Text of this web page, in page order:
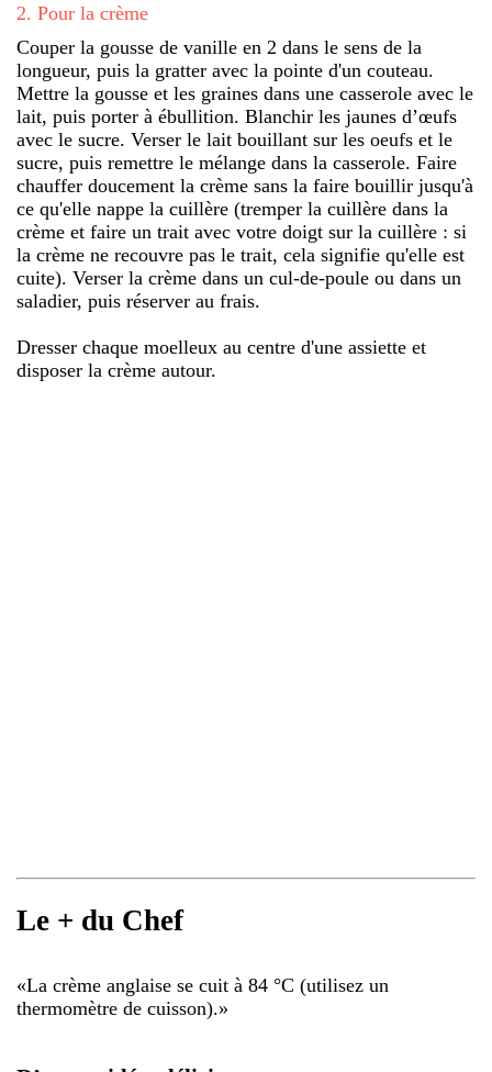
2. Pour la crème
Couper la gousse de vanille en 2 dans le sens de la
longueur, puis la gratter avec la pointe d'un couteau.
Mettre la gousse et les graines dans une casserole avec le
lait, puis porter à ébullition. Blanchir les jaunes d’œufs
avec le sucre. Verser le lait bouillant sur les oeufs et le
sucre, puis remettre le mélange dans la casserole. Faire
chauffer doucement la crème sans la faire bouillir jusqu'à
ce qu'elle nappe la cuillère (tremper la cuillère dans la
crème et faire un trait avec votre doigt sur la cuillère : si
la crème ne recouvre pas le trait, cela signifie qu'elle est
cuite). Verser la crème dans un cul-de-poule ou dans un
saladier, puis réserver au frais.
Dresser chaque moelleux au centre d'une assiette et
disposer la crème autour.
Le + du Chef
«La crème anglaise se cuit à 84 °C (utilisez un
thermomètre de cuisson).»